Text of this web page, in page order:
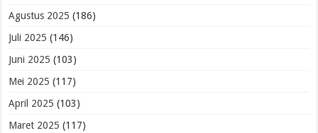
Agustus 2025 (186)
Juli 2025 (146)
Juni 2025 (103)
Mei 2025 (117)
April 2025 (103)
Maret 2025 (117)